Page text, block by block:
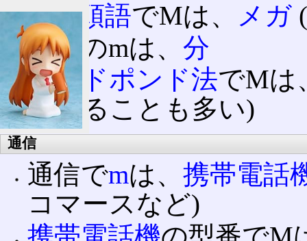
SI接頭語でMは、 メガ
時間のmは、 分
ヤードポンド法でMは
とすることも多い)
通信
通信でmは、 携帯電話
コマースなど)